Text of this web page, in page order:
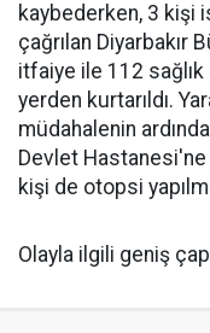
kaybederken, 3 kişi
çağrılan Diyarbakır
itfaiye ile 112 sağlık
yerden kurtarıldı.
müdahalenin
Devlet Hastanesi'ne
kişi de otopsi
Olayla ilgili geniş